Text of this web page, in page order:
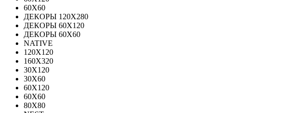
60Х60
ДЕКОРЫ 120Х280
ДЕКОРЫ 60Х120
ДЕКОРЫ 60Х60
NATIVE
120Х120
160Х320
30X120
30X60
60X120
60X60
80Х80